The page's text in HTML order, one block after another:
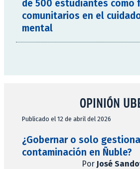
de 500 estudiantes como
comunitarios en el
mental
OPINIÓN
Publicado el 12 de abril del 2026
¿Gobernar o solo
contaminación en Ñuble?
Por José